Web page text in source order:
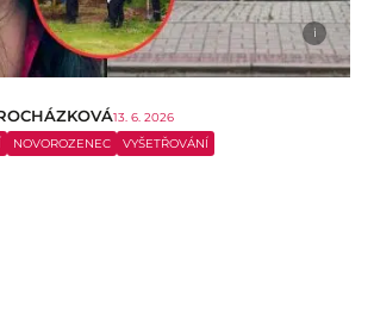
i
13. 6. 2026
NOVOROZENEC VYŠETŘOVÁNÍ